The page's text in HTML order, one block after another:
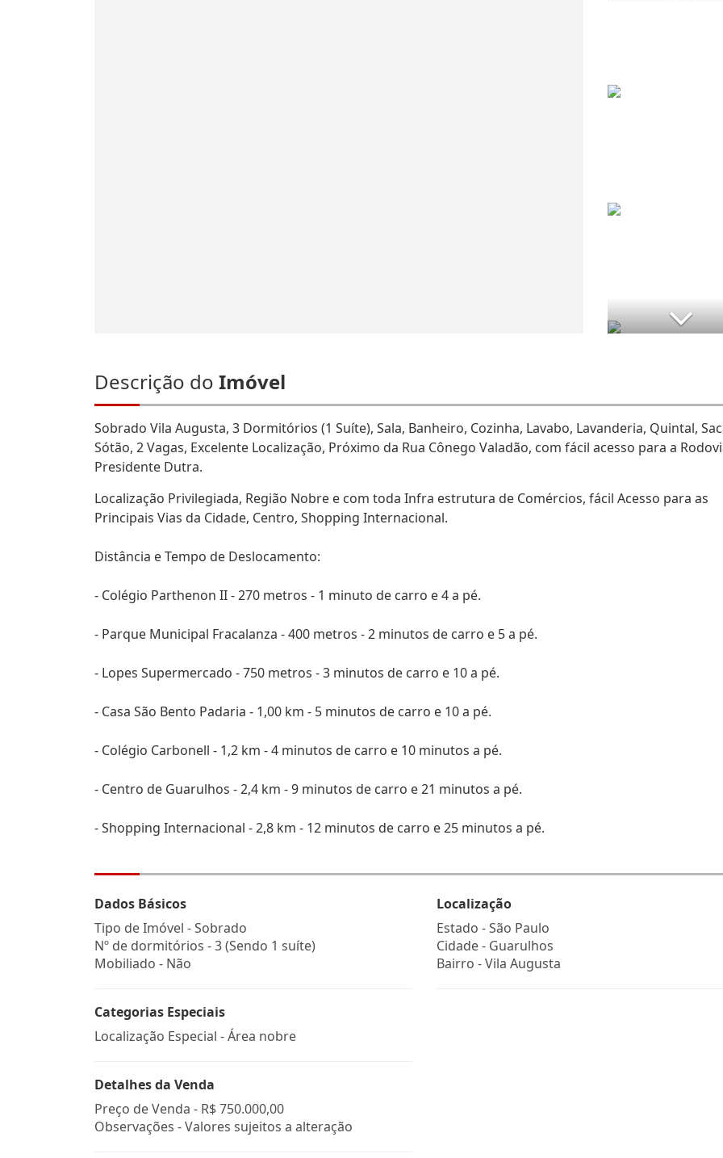
Descrição do Imóvel
Sobrado Vila Augusta, 3 Dormitórios (1 Suíte), Sala, Banheiro, Cozinha, Lavabo, Lavanderia, Quintal,
Sótão, 2 Vagas, Excelente Localização, Próximo da Rua Cônego Valadão, com fácil acesso para a
Presidente Dutra.
Localização Privilegiada, Região Nobre e com toda Infra estrutura de Comércios, fácil Acesso para as
Principais Vias da Cidade, Centro, Shopping Internacional.
Distância e Tempo de Deslocamento:
- Colégio Parthenon II - 270 metros - 1 minuto de carro e 4 a pé.
- Parque Municipal Fracalanza - 400 metros - 2 minutos de carro e 5 a pé.
- Lopes Supermercado - 750 metros - 3 minutos de carro e 10 a pé.
- Casa São Bento Padaria - 1,00 km - 5 minutos de carro e 10 a pé.
- Colégio Carbonell - 1,2 km - 4 minutos de carro e 10 minutos a pé.
- Centro de Guarulhos - 2,4 km - 9 minutos de carro e 21 minutos a pé.
- Shopping Internacional - 2,8 km - 12 minutos de carro e 25 minutos a pé.
Dados Básicos
Tipo de Imóvel - Sobrado
Nº de dormitórios - 3 (Sendo 1 suíte)
Mobiliado - Não
Categorias Especiais
Localização Especial - Área nobre
Detalhes da Venda
Preço de Venda - R$ 750.000,00
Observações - Valores sujeitos a alteração
Localização
Estado -São Paulo
Cidade - Guarulhos
Bairro -Vila Augusta